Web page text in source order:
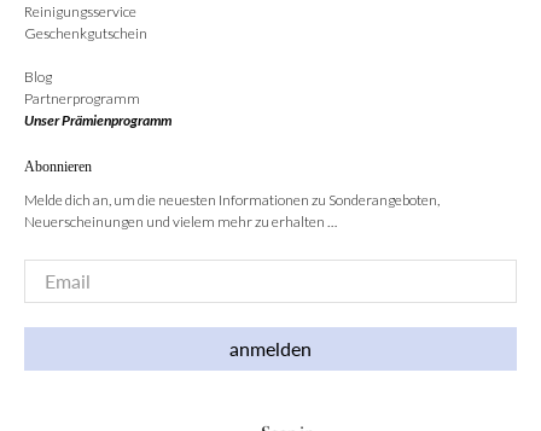
Reinigungsservice
Geschenkgutschein
Blog
Partnerprogramm
Unser Prämienprogramm
Abonnieren
Melde dich an, um die neuesten Informationen zu Sonderangeboten,
Neuerscheinungen und vielem mehr zu erhalten …
Email*
anmelden